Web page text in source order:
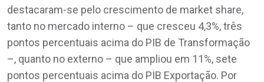
destacaram-se pelo crescimento de market share,
tanto no mercado interno – que cresceu 4,3%, três
pontos percentuais acima do PIB de Transformação
–, quanto no externo – que ampliou em 11%, sete
pontos percentuais acima do PIB Exportação. Por